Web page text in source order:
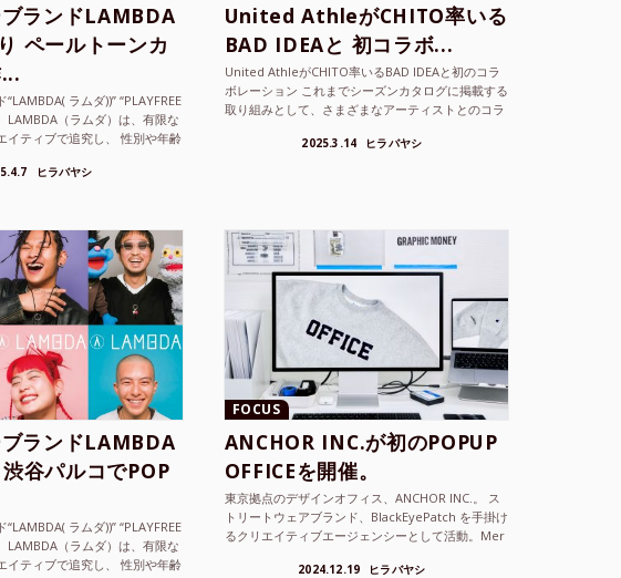
ランドLAMBDA
ペールトーンカ
ラムダ))” “PLAYFREE
LAMBDA（ラムダ）は、有限な
イティブで追究し、 性別や年齢
ヒラバヤシ
United AthleがCHITO率いる
BAD IDEAと 初コラボ...
United AthleがCHITO率いるBAD IDEAと初のコラ
ボレーション これまでシーズンカタログに掲載する
取り組みとして、さまざまなアーティストとのコラ
2025.3.14 ヒラバヤシ
ランドLAMBDA
谷パルコでPOP
ラムダ))” “PLAYFREE
LAMBDA（ラムダ）は、有限な
イティブで追究し、 性別や年齢
FOCUS
ANCHOR INC.が初のPOPUP
OFFICEを開催。
東京拠点のデザインオフィス、ANCHOR INC.。 ス
トリートウェアブランド、BlackEyePatch を手掛け
るクリエイティブエージェンシーとして活動。Mer
2024.12.19 ヒラバヤシ